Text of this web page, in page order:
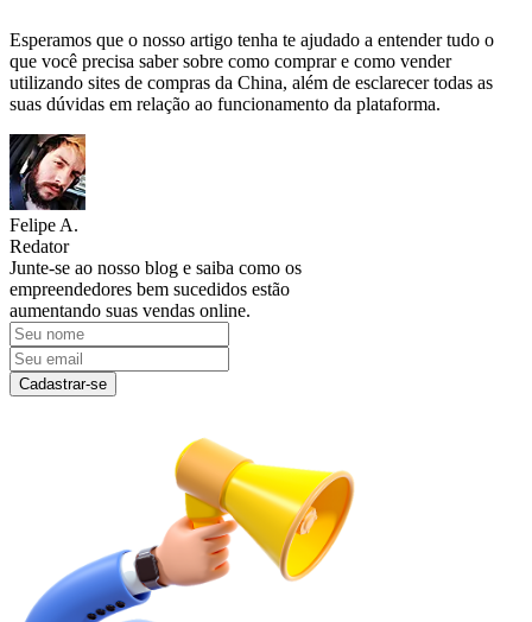
Esperamos que o nosso artigo tenha te ajudado a entender tudo o
que você precisa saber sobre como comprar e como vender
utilizando sites de compras da China, além de esclarecer todas as
suas dúvidas em relação ao funcionamento da plataforma.
Felipe A.
Redator
Junte-se ao nosso blog e saiba como os
empreendedores bem sucedidos estão
aumentando suas vendas online.
Cadastrar-se